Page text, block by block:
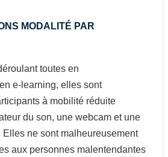
MODALITÉ PAR
toutes en
e-learning, elles sont
à mobilité réduite
du son, une webcam et une
ne sont malheureusement
aux personnes malentendantes